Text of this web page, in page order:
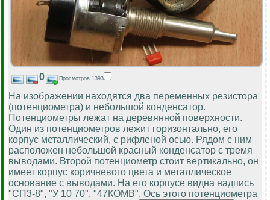
0 Просмотров 1393
На изображении находятся два переменных резистора
(потенциометра) и небольшой конденсатор.
Потенциометры лежат на деревянной поверхности.
Один из потенциометров лежит горизонтально, его
корпус металлический, с рифленой осью. Рядом с ним
расположен небольшой красный конденсатор с тремя
выводами. Второй потенциометр стоит вертикально, он
имеет корпус коричневого цвета и металлическое
основание с выводами. На его корпусе видна надпись
"СП3-8", "У 10 70", "47КОМВ". Ось этого потенциометра